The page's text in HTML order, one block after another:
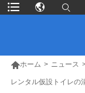
ホーム > ニュース
レンタル仮設トイレの